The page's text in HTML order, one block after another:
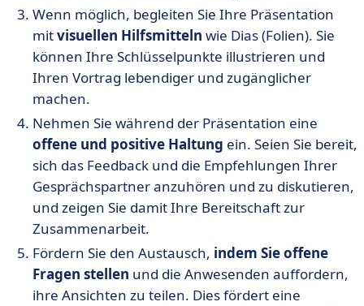
Wenn möglich, begleiten Sie Ihre Präsentation
mitvisuellen Hilfsmitteln wie Dias (Folien). Sie
können Ihre Schlüsselpunkte illustrieren und
Ihren Vortrag lebendiger und zugänglicher
machen.
Nehmen Sie während der Präsentation eine
offene und positive Haltung ein. Seien Sie bereit,
sich das Feedback und die Empfehlungen Ihrer
Gesprächspartner anzuhören und zu diskutieren,
und zeigen Sie damit Ihre Bereitschaft zur
Zusammenarbeit.
Fördern Sie den Austausch, indem Sie offene
Fragen stellen und die Anwesenden auffordern,
ihre Ansichten zu teilen. Dies fördert eine